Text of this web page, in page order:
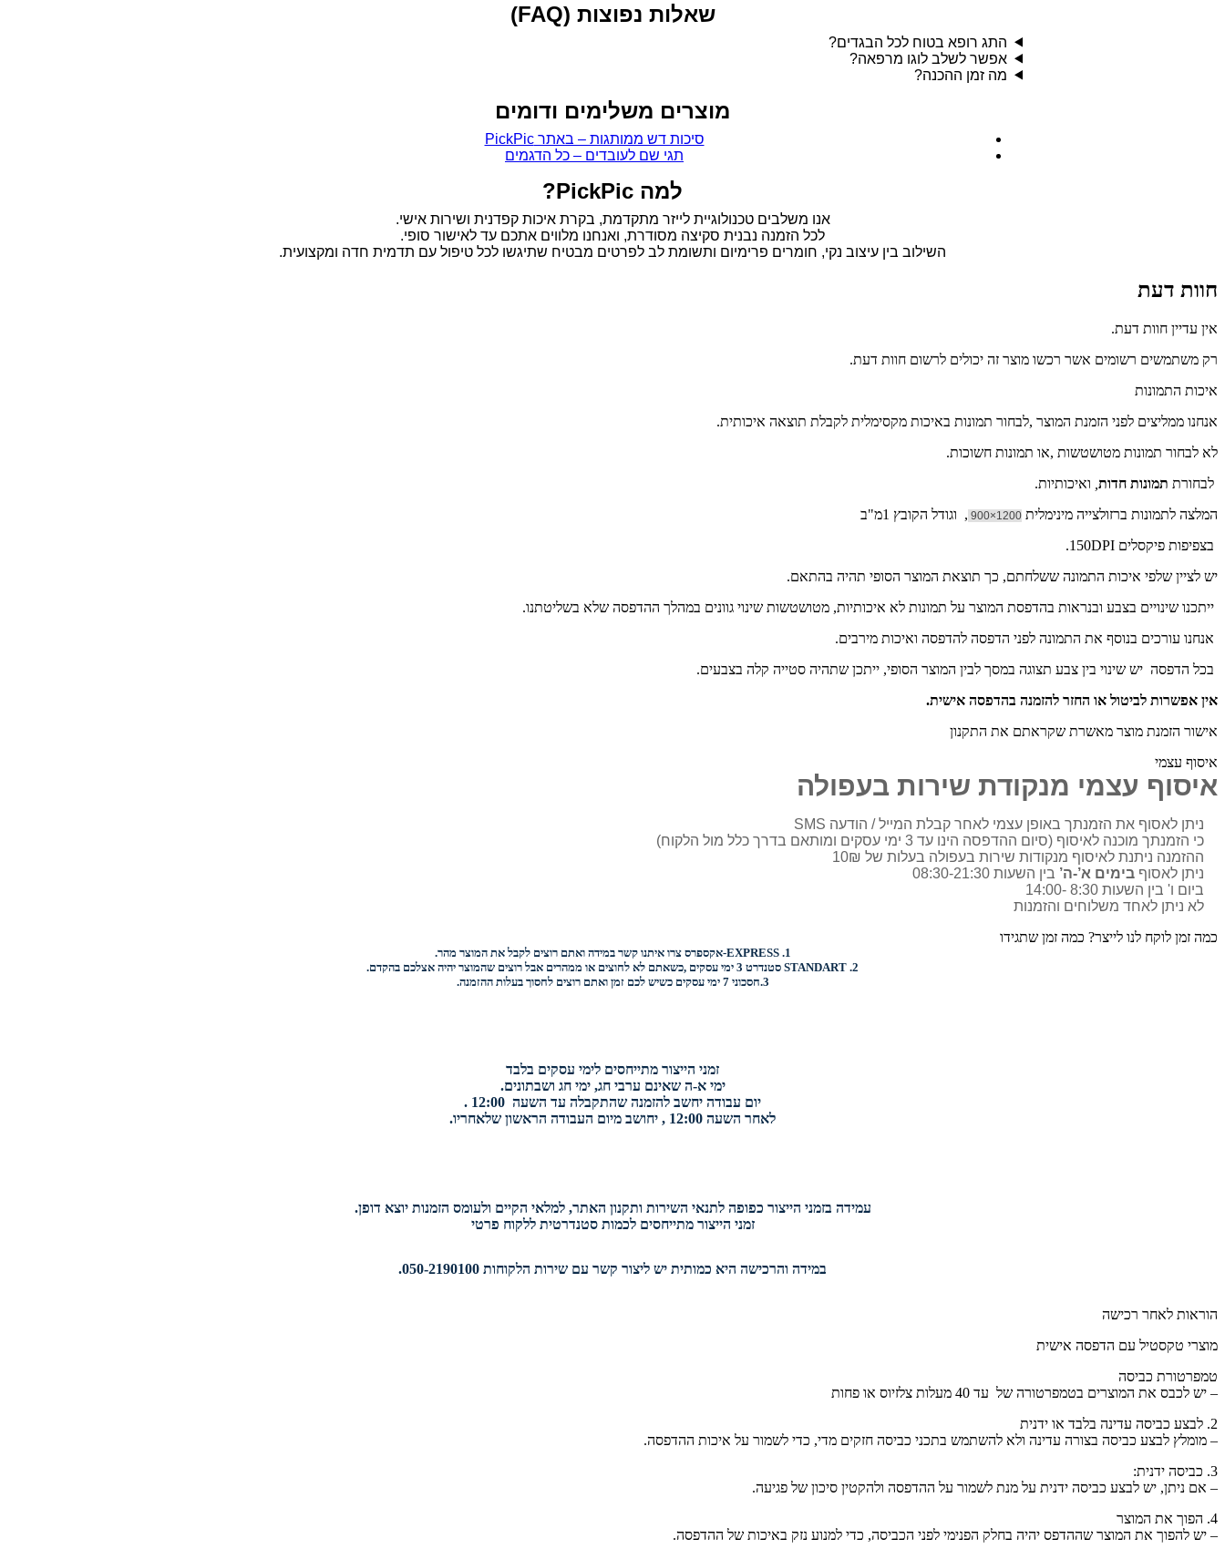
שאלות נפוצות (FAQ)
התג רופא בטוח לכל הבגדים?
אפשר לשלב לוגו מרפאה?
מה זמן ההכנה?
מוצרים משלימים ודומים
סיכות דש ממותגות – באתר PickPic
תגי שם לעובדים – כל הדגמים
למה PickPic?
אנו משלבים טכנולוגיית לייזר מתקדמת, בקרת איכות קפדנית ושירות אישי.
לכל הזמנה נבנית סקיצה מסודרת, ואנחנו מלווים אתכם עד לאישור סופי.
השילוב בין עיצוב נקי, חומרים פרימיום ותשומת לב לפרטים מבטיח שתיגשו לכל טיפול עם תדמית חדה ומקצועית.
חוות דעת
אין עדיין חוות דעת.
רק משתמשים רשומים אשר רכשו מוצר זה יכולים לרשום חוות דעת.
איכות התמונות
אנחנו ממליצים לפני הזמנת המוצר ,לבחור תמונות באיכות מקסימלית לקבלת תוצאה איכותית.
לא לבחור תמונות מטושטשות ,או תמונות חשוכות.
לבחורת תמונות חדות ואיכותיות.
המלצה לתמונות ברזולצייה מינימלית 1200×900
, וגודל הקובץ 1מ"ב
בצפיפות פיקסלים 150DPI.
יש לציין שלפי איכות התמונה ששלחתם, כך תוצאת המוצר הסופי תהיה בהתאם.
ייתכנו שינויים בצבע ובנראות בהדפסת המוצר על תמונות לא איכותיות, מטושטשות שינוי גוונים במהלך ההדפסה שלא בשליטתנו.
אנחנו עורכים בנוסף את התמונה לפני הדפסה להדפסה ואיכות מירבים.
בכל הדפסה יש שינוי בין צבע תצוגה במסך לבין המוצר הסופי, ייתכן שתהיה סטייה קלה בצבעים.
אין אפשרות לביטול או החזר להזמנה בהדפסה אישית.
אישור הזמנת מוצר מאשרת שקראתם את התקנון
איסוף עצמי
איסוף עצמי מנקודת שירות בעפולה
ניתן לאסוף את הזמנתך באופן עצמי לאחר קבלת המייל / הודעה SMS
כי הזמנתך מוכנה לאיסוף (סיום ההדפסה הינו עד 3 ימי עסקים ומותאם בדרך כלל מול הלקוח)
ההזמנה ניתנת לאיסוף מנקודות שירות בעפולה בעלות של 10₪
ניתן לאסוף בימים א’-ה’ בין השעות 08:30-21:30
ביום ו' בין השעות 8:30 -14:00
לא ניתן לאחד משלוחים והזמנות
כמה זמן לוקח לנו לייצר? כמה זמן שתגידו
1.
EXPRESS- אקספרס צרו איתנו קשר במידה ואתם רוצים לקבל את המוצר מהר.
2.
STANDART סטנדרט 3 ימי עסקים ,כשאתם לא לחוצים או ממהרים אבל רוצים שהמוצר יהיה אצלכם בהקדם.
3. חסכוני7 ימי עסקים כשיש לכם זמן ואתם רוצים לחסוך בעלות ההזמנה.
זמני הייצור מתייחסים לימי עסקים בלבד
ימי א-ה שאינם ערבי חג, ימי חג ושבתונים.
יום עבודה יחשב להזמנה שהתקבלה עד השעה 12:00 .
לאחר השעה 12:00 , יחושב מיום העבודה הראשון שלאחריו.
עמידה בזמני הייצור כפופה לתנאי השירות ותקנון האתר, למלאי הקיים ולעומס הזמנות יוצא דופן.
זמני הייצור מתייחסים לכמות סטנדרטית ללקוח פרטי
במידה והרכישה היא כמותית יש ליצור קשר עם שירות הלקוחות 050-2190100.
הוראות לאחר רכישה
מוצרי טקסטיל עם הדפסה אישית
טמפרטורת כביסה
– יש לכבס את המוצרים בטמפרטורה של עד 40 מעלות צלזיוס או פחות
2. לבצע כביסה עדינה בלבד או ידנית
– מומלץ לבצע כביסה בצורה עדינה ולא להשתמש בתכני כביסה חזקים מדי, כדי לשמור על איכות ההדפסה.
3. כביסה ידנית:
– אם ניתן, יש לבצע כביסה ידנית על מנת לשמור על ההדפסה ולהקטין סיכון של פגיעה.
4. הפוך את המוצר
– יש להפוך את המוצר שההדפס יהיה בחלק הפנימי לפני הכביסה, כדי למנוע נזק באיכות של ההדפסה.